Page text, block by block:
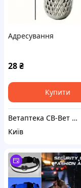
Адресування
28₴
Купити
Ветаптека СВ-Вет на Борщагівці
Київ